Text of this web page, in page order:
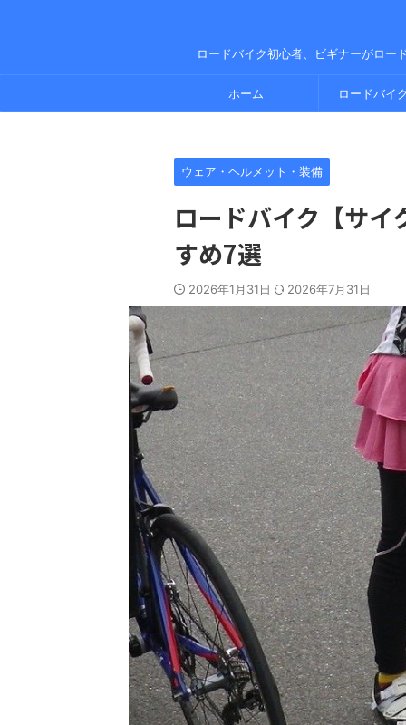
ロードバイク初心者、ビギナーがロー
ホーム ロードバイ
ウェア・ヘルメット・装備
ロードバイク【サ
すめ7選
2026年1月31日 2026年7月31日